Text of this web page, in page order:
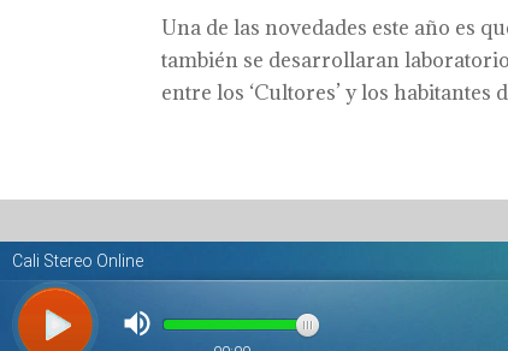
Una de las novedades este año es
también se desarrollaran
entre los ‘Cultores’ y los